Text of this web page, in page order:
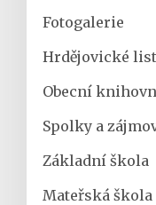
Fotogalerie
Hrdějovické
Obecní
Spolky a
Základní škola
Mateřská škola